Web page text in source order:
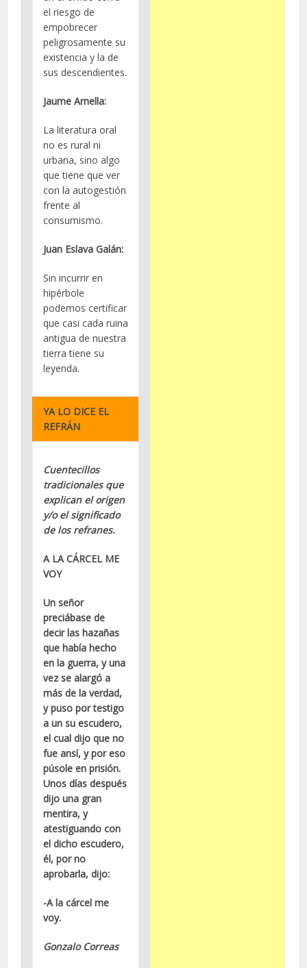
el riesgo de
empobrecer
peligrosamente su
existencia y la de
sus descendientes.
Jaume Arnella:
La literatura oral
no es rural ni
urbana, sino algo
que tiene que ver
con la autogestión
frente al
consumismo.
Juan Eslava Galán:
Sin incurrir en
hipérbole
podemos certificar
que casi cada ruina
antigua de nuestra
tierra tiene su
leyenda.
YA LO DICE EL
REFRÁN
Cuentecillos
tradicionales que
explican el origen
y/o el significado
de los refranes.
A LA CÁRCEL ME
VOY
Un señor
preciábase de
decir las hazañas
que había hecho
en la guerra, y una
vez se alargó a
más de la verdad,
y puso por testigo
a un su escudero,
el cual dijo que no
fue ansí, y por eso
púsole en prisión.
Unos días después
dijo una gran
mentira, y
atestiguando con
el dicho escudero,
él, por no
aprobarla, dijo:
-A la cárcel me
voy.
Gonzalo Correas